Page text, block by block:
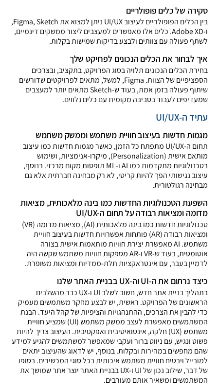
סקירה של כלים פופולריים
בין הכלים הפופולריים לעיצוב UI/UX ניתן למצוא את Figma, Sketch,
ו-Adobe XD. כלים אלו מאפשרים למעצבים ליצור ממשקים דינמיים,
לשתף פעולה עם צוותים ולבצע בדיקות שמישות בקלות.
איך לבחור את הכלים הנכונים לפרויקט שלך
בחירת הכלים הנכונים תלויה בסוג הפרויקט, בתקציב, ובצרכים
הספציפיים של הצוות. Figma, למשל, מתאים לפרויקטים שדורשים
שיתוף פעולה בזמן אמת, בעוד ש-Sketch מתאים יותר למעצבים
שמעדיפים לעבוד בסביבה מקומית עם כלים נלווים.
עתיד ה-UI/UX
מגמות חדשות בעיצוב חוויית משתמש וממשק משתמש
תחום ה-UI/UX מתפתח כל הזמן, כאשר מגמות חדשות כמו עיצוב
מותאם אישית (Personalization), מיקרו-אנימציות, ושימוש
בטכנולוגיות מתקדמות כמו AI ו-ML תופסות מקום מרכזי. בנוסף,
עיצוב נגישותי הפך להיות קריטי, לא רק מבחינה חברתית אלא גם
מבחינה רגולטורית.
השפעת הטכנולוגיות החדשות כמו בינה מלאכותית, מציאות
מדומה ומציאות רבודה על תחום ה-UI/UX
טכנולוגיות חדשות כמו בינה מלאכותית (AI), מציאות מדומה (VR)
ומציאות רבודה (AR) פותחות אפשרויות חדשות בעיצוב חוויית
משתמש. AI מאפשרת יצירת חוויות מותאמות אישית בצורה
אוטומטית, בעוד ש-VR ו-AR מספקות חוויות משתמש שקשה היה
לדמיין בעבר, עם אינטראקציות תלת-ממדיות ומציאות משופרת.
כיצד נרתום את ה-UI וה-UX בבניית האתר שלנו
בתהליך בניית אתר חדש, חשוב לשלב UI ו-UX כבר מהשלבים
הראשונים של הפרויקט. ראשית, יש לבצע מחקר משתמשים מעמיק
כדי להבין את הצרכים, ההתנהגויות והציפיות של קהל היעד. הבנת
המשתמשים מאפשרת לעצב ממשק משתמש (UI) שמציע חוויית
משתמש (UX) חלקה, אינטואיטיבית ואפקטיבית. העיצוב צריך להיות
פשוט ונגיש, עם ניווט ברור ועקבי שמאפשר למשתמשים להגיע למידע
שהם מחפשים במהירות ובקלות. בנוסף, יש לדאוג שהעיצוב יתאים
למובייל ויבטיח חוויית משתמש איכותית בכל סוגי המכשירים. בסופו
של דבר, שילוב נכון של UI ו-UX בבניית האתר יוצר אתר שמושך את
המשתמשים ומשאיר אותם מעורבים.